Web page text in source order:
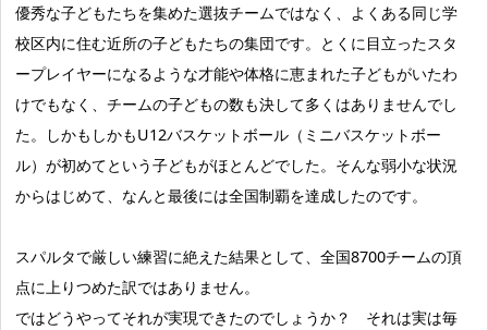
優秀な子どもたちを集めた選抜チームではなく、よくある同じ学
校区内に住む近所の子どもたちの集団です。とくに目立ったスタ
ープレイヤーになるような才能や体格に恵まれた子どもがいたわ
けでもなく、チームの子どもの数も決して多くはありませんでし
た。しかもしかもU12バスケットボール（ミニバスケットボー
ル）が初めてという子どもがほとんどでした。そんな弱小な状況
からはじめて、なんと最後には全国制覇を達成したのです。
スパルタで厳しい練習に絶えた結果として、全国8700チームの頂
点に上りつめた訳ではありません。
ではどうやってそれが実現できたのでしょうか？ それは実は毎